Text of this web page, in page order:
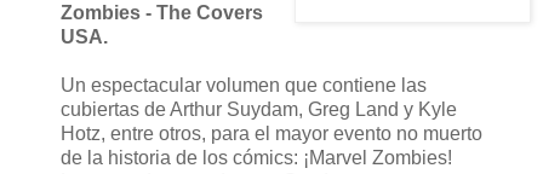
Zombies - The Covers
USA.
Un espectacular volumen que contiene las
cubiertas de Arthur Suydam, Greg Land y Kyle
Hotz, entre otros, para el mayor evento no muerto
de la historia de los cómics: ¡Marvel Zombies!